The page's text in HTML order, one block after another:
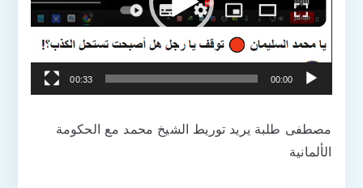
00:00
00:33
مصطفى طلبة يريد توريط الشيخ محمد مع الحكومة
الألمانية